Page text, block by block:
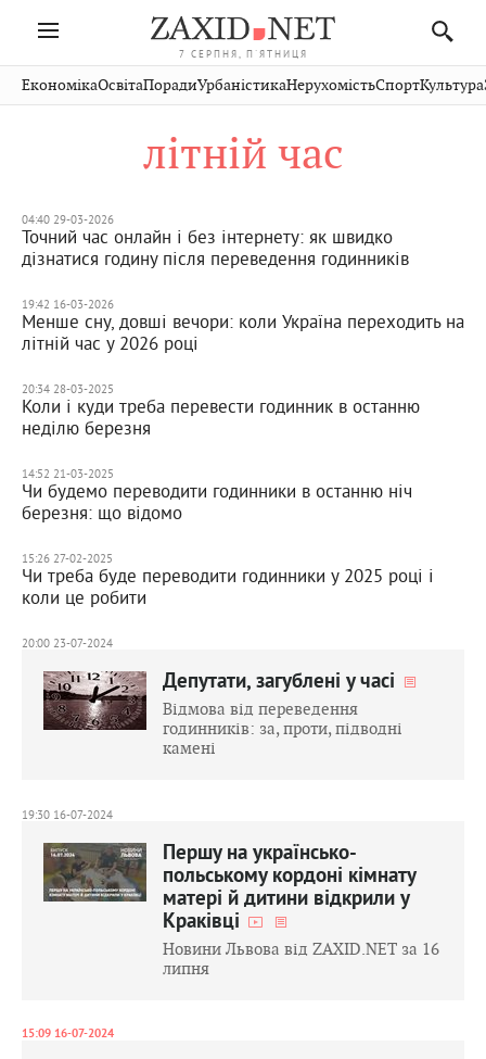
7 СЕРПНЯ, П'ЯТНИЦЯ
Івано-
Франківськ
Рівне
Чернівці
Стрий
Хмельницький
Публікації
Авто СловкоКультура
Кіно Дім Спорт
ЕкономікаОсвітаПорадиУрбаністикаНерухомістьСпортКультура
літній час
04:40 29-03-2026
Точний час онлайн і без інтернету: як швидко
дізнатися годину після переведення годинників
19:42 16-03-2026
Менше сну, довші вечори: коли Україна переходить на
літній час у 2026 році
20:34 28-03-2025
Коли і куди треба перевести годинник в останню
неділю березня
14:52 21-03-2025
Чи будемо переводити годинники в останню ніч
березня: що відомо
15:26 27-02-2025
Чи треба буде переводити годинники у 2025 році і
коли це робити
20:00 23-07-2024
Депутати, загублені у часі
Відмова від переведення
годинників: за, проти, підводні
камені
19:30 16-07-2024
Першу на українсько-
польському кордоні кімнату
матері й дитини відкрили у
Краківці
Новини Львова від ZAXID.NET за 16
липня
15:09 16-07-2024